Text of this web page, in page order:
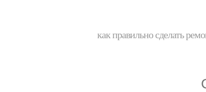
как правильно сделать